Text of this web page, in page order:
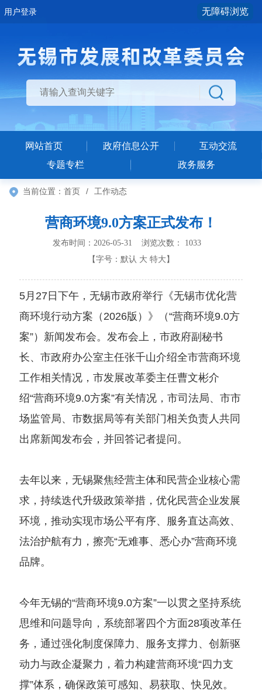
用户登录 无障碍浏览
网站首页 政府信息公开
互动交流
专题专栏
政务服务
当前位置： 首页 / 工作动态
营商环境9.0方案正式发布！
发布时间：2026-05-31 浏览次数： 1033
【字号： 默认 大 特大 】
5月27日下午，无锡市政府举行《无锡市优化营
商环境行动方案（2026版）》（“营商环境9.0方
案”）新闻发布会。发布会上，市政府副秘书
长、市政府办公室主任张千山介绍全市营商环境
工作相关情况，市发展改革委主任曹文彬介
绍“营商环境9.0方案”有关情况，市司法局、市市
场监管局、市数据局等有关部门相关负责人共同
出席新闻发布会，并回答记者提问。
去年以来，无锡聚焦经营主体和民营企业核心需
求，持续迭代升级政策举措，优化民营企业发展
环境，推动实现市场公平有序、服务直达高效、
法治护航有力，擦亮“无难事、悉心办”营商环境
品牌。
今年无锡的“营商环境9.0方案”一以贯之坚持系统
思维和问题导向，系统部署四个方面28项改革任
务，通过强化制度保障力、服务支撑力、创新驱
动力与政企凝聚力，着力构建营商环境“四力支
撑”体系，确保政策可感知、易获取、快见效。